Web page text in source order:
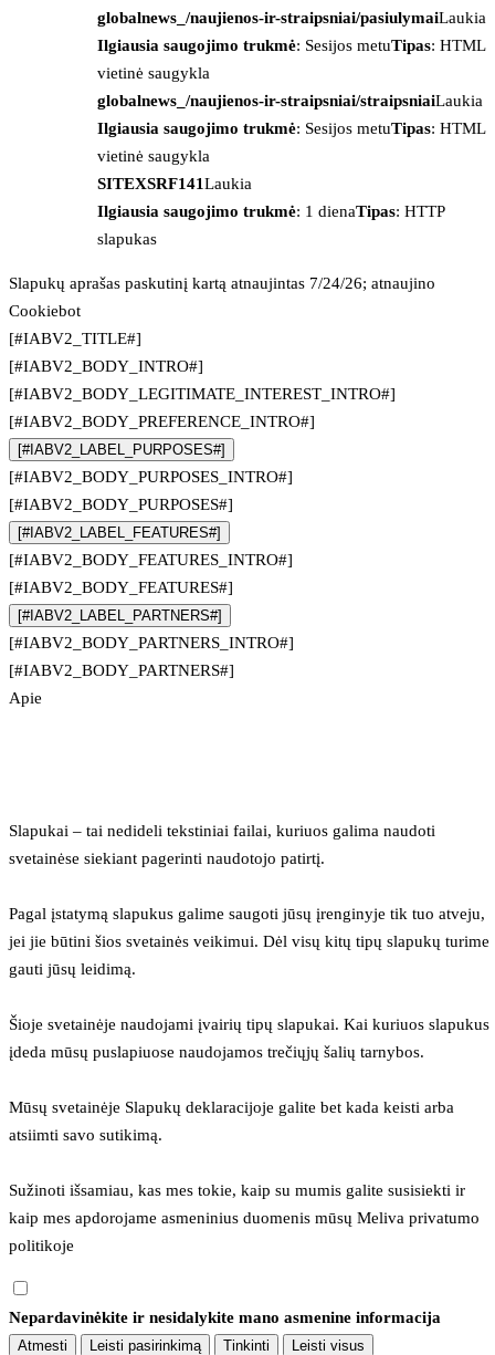
globalnews_/naujienos-ir-straipsniai/pasiulymaiLaukia
Ilgiausia saugojimo trukmė: Sesijos metuTipas: HTML
vietinė saugykla
globalnews_/naujienos-ir-straipsniai/straipsniaiLaukia
Ilgiausia saugojimo trukmė: Sesijos metuTipas: HTML
vietinė saugykla
SITEXSRF141Laukia
Ilgiausia saugojimo trukmė: 1 dienaTipas: HTTP
slapukas
Slapukų aprašas paskutinį kartą atnaujintas 7/24/26; atnaujino
Cookiebot
[#IABV2_TITLE#]
[#IABV2_BODY_INTRO#]
[#IABV2_BODY_LEGITIMATE_INTEREST_INTRO#]
[#IABV2_BODY_PREFERENCE_INTRO#]
[#IABV2_LABEL_PURPOSES#]
[#IABV2_BODY_PURPOSES_INTRO#]
[#IABV2_BODY_PURPOSES#]
[#IABV2_LABEL_FEATURES#]
[#IABV2_BODY_FEATURES_INTRO#]
[#IABV2_BODY_FEATURES#]
[#IABV2_LABEL_PARTNERS#]
[#IABV2_BODY_PARTNERS_INTRO#]
[#IABV2_BODY_PARTNERS#]
Apie
Slapukai – tai nedideli tekstiniai failai, kuriuos galima naudoti
svetainėse siekiant pagerinti naudotojo patirtį.
Pagal įstatymą slapukus galime saugoti jūsų įrenginyje tik tuo atveju,
jei jie būtini šios svetainės veikimui. Dėl visų kitų tipų slapukų turime
gauti jūsų leidimą.
Šioje svetainėje naudojami įvairių tipų slapukai. Kai kuriuos slapukus
įdeda mūsų puslapiuose naudojamos trečiųjų šalių tarnybos.
Mūsų svetainėje Slapukų deklaracijoje galite bet kada keisti arba
atsiimti savo sutikimą.
Sužinoti išsamiau, kas mes tokie, kaip su mumis galite susisiekti ir
kaip mes apdorojame asmeninius duomenis mūsų Meliva privatumo
politikoje
Nepardavinėkite ir nesidalykite mano asmenine informacija
Atmesti Leisti pasirinkimą Tinkinti Leisti visus